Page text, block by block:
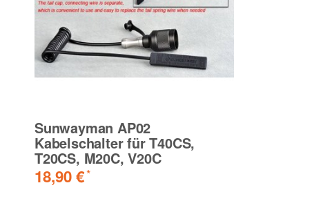
Sunwayman AP02
Kabelschalter für T40CS,
T20CS, M20C, V20C
18,90 €*